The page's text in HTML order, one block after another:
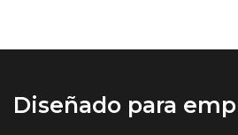
sonido exquisita.
Diseñado para